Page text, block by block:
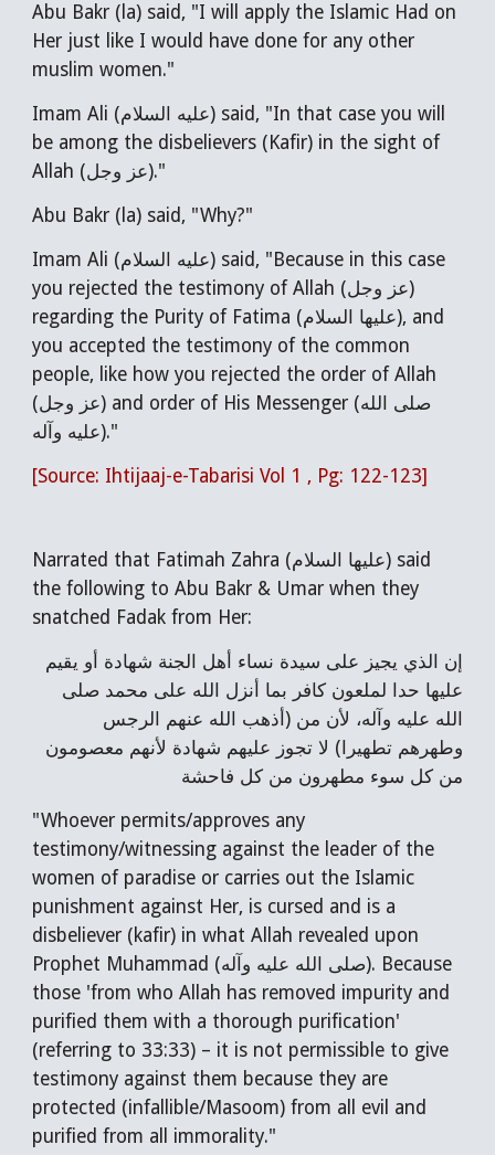
Abu Bakr (la) said, "I will apply the Islamic Had on
Her just like I would have done for any other
muslim women."
Imam Ali (عليه السلام) said, "In that case you will
be among the disbelievers (Kafir) in the sight of
Allah (عز وجل)."
Abu Bakr (la) said, "Why?"
Imam Ali (عليه السلام) said, "Because in this case
you rejected the testimony of Allah (عز وجل)
regarding the Purity of Fatima (عليها السلام), and
you accepted the testimony of the common
people, like how you rejected the order of Allah
(عز وجل) and order of His Messenger (صلى الله
عليه وآله)."
[Source: Ihtijaaj-e-Tabarisi Vol 1 , Pg: 122-123]
Narrated that Fatimah Zahra (عليها السلام) said
the following to Abu Bakr & Umar when they
snatched Fadak from Her:
إن الذي يجيز على سيدة نساء أهل الجنة شهادة أو يقيم
عليها حدا لملعون كافر بما أنزل الله على محمد صلى
الله عليه وآله، لأن من (أذهب الله عنهم الرجس
وطهرهم تطهيرا) لا تجوز عليهم شهادة لأنهم معصومون
من كل سوء مطهرون من كل فاحشة
"Whoever permits/approves any
testimony/witnessing against the leader of the
women of paradise or carries out the Islamic
punishment against Her, is cursed and is a
disbeliever (kafir) in what Allah revealed upon
Prophet Muhammad (صلى الله عليه وآله). Because
those 'from who Allah has removed impurity and
purified them with a thorough purification'
(referring to 33:33) – it is not permissible to give
testimony against them because they are
protected (infallible/Masoom) from all evil and
purified from all immorality."